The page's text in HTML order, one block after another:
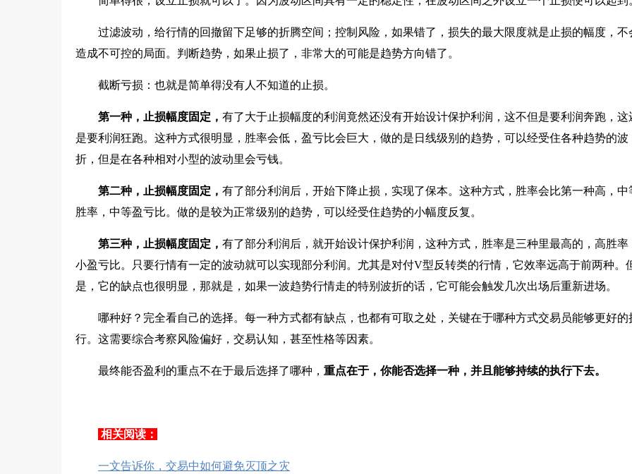
过滤波动，给行情的回撤留下足够的折腾空间；控制风险，如果错了，损失的最大限度就是止损的幅度，不
造成不可控的局面。判断趋势，如果止损了，非常大的可能是趋势方向错了。
截断亏损：也就是简单得没有人不知道的止损。
第一种，止损幅度固定， 有了大于止损幅度的利润竟然还没有开始设计保护利润，这不但是要利润奔跑，这
是要利润狂跑。这种方式很明显，胜率会低，盈亏比会巨大，做的是日线级别的趋势，可以经受住各种趋势的波
折，但是在各种相对小型的波动里会亏钱。
第二种，止损幅度固定， 有了部分利润后，开始下降止损，实现了保本。这种方式，胜率会比第一种高，中
胜率，中等盈亏比。做的是较为正常级别的趋势，可以经受住趋势的小幅度反复。
第三种，止损幅度固定， 有了部分利润后，就开始设计保护利润，这种方式，胜率是三种里最高的，高胜率
小盈亏比。只要行情有一定的波动就可以实现部分利润。尤其是对付V型反转类的行情，它效率远高于前两种。
是，它的缺点也很明显，那就是，如果一波趋势行情走的特别波折的话，它可能会触发几次出场后重新进场。
哪种好？完全看自己的选择。每一种方式都有缺点，也都有可取之处，关键在于哪种方式交易员能够更好的
行。这需要综合考察风险偏好，交易认知，甚至性格等因素。
最终能否盈利的重点不在于最后选择了哪种， 重点在于，你能否选择一种，并且能够持续的执行下去。
相关阅读：
一文告诉你，交易中如何避免灭顶之灾